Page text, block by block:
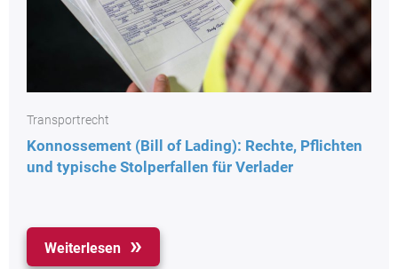
Transportrecht
Konnossement (Bill of Lading): Rechte, Pflichten
und typische Stolperfallen für Verlader
Weiterlesen